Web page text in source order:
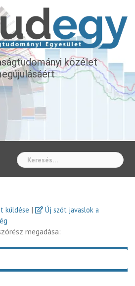
közélet
küldése |
Új szót javaslok a
megadása: